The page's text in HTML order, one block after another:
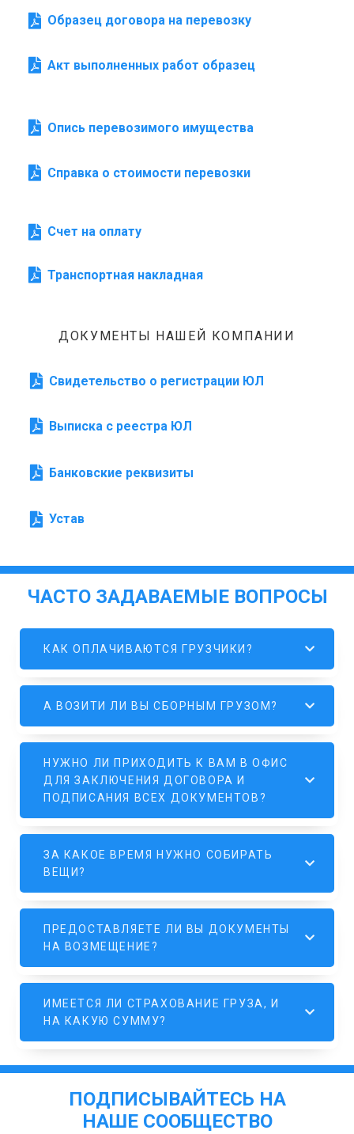
Образец договора на перевозку
Акт выполненных работ образец
Опись перевозимого имущества
Справка о стоимости перевозки
Счет на оплату
Транспортная накладная
ДОКУМЕНТЫ НАШЕЙ КОМПАНИИ
Свидетельство о регистрации ЮЛ
Выписка с реестра ЮЛ
Банковские реквизиты
Устав
ЧАСТО ЗАДАВАЕМЫЕ ВОПРОСЫ
КАК ОПЛАЧИВАЮТСЯ ГРУЗЧИКИ?
А ВОЗИТИ ЛИ ВЫ СБОРНЫМ ГРУЗОМ?
НУЖНО ЛИ ПРИХОДИТЬ К ВАМ В ОФИС
ДЛЯ ЗАКЛЮЧЕНИЯ ДОГОВОРА И
ПОДПИСАНИЯ ВСЕХ ДОКУМЕНТОВ?
ЗА КАКОЕ ВРЕМЯ НУЖНО СОБИРАТЬ
ВЕЩИ?
ПРЕДОСТАВЛЯЕТЕ ЛИ ВЫ ДОКУМЕНТЫ
НА ВОЗМЕЩЕНИЕ?
ИМЕЕТСЯ ЛИ СТРАХОВАНИЕ ГРУЗА, И
НА КАКУЮ СУММУ?
ПОДПИСЫВАЙТЕСЬ НА
НАШЕ СООБЩЕСТВО